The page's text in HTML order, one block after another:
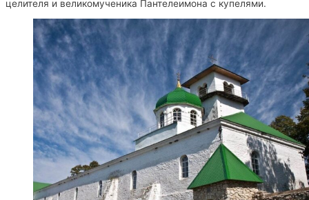
целителя и великомученика Пантелеимона с купелями.